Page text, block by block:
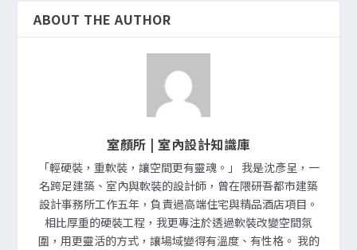
ABOUT THE AUTHOR
室顏所 | 室內設計知識庫
「輕硬裝，重軟裝，讓空間更有靈魂。」 我是沈彥呈，一
名跨足建築、室內與軟裝的設計師，曾在隈研吾都市建築
設計事務所工作五年，負責過高端住宅與精品酒店項目。
相比厚重的硬裝工程，我更專注於透過軟裝改變空間氛
圍，用更靈活的方式，讓場域變得有溫度、有性格。 我的